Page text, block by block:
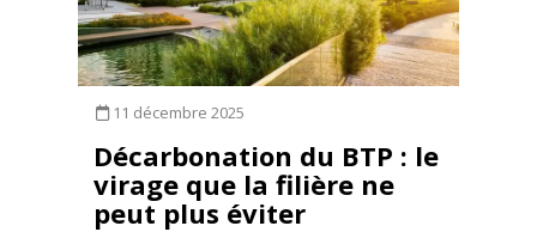
11 décembre 2025
Décarbonation du BTP : le
virage que la filière ne
peut plus éviter